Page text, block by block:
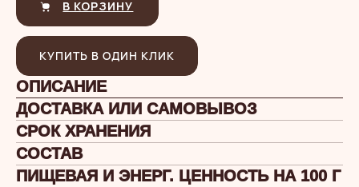
В КОРЗИНУ
КУПИТЬ В ОДИН КЛИК
ОПИСАНИЕ
ДОСТАВКА ИЛИ САМОВЫВОЗ
СРОК ХРАНЕНИЯ
СОСТАВ
ПИЩЕВАЯ И ЭНЕРГ. ЦЕННОСТЬ НА 100 Г